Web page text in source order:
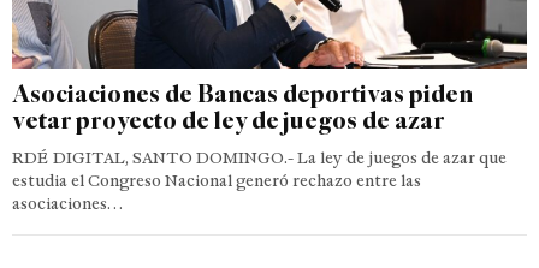
Asociaciones de Bancas deportivas piden
vetar proyecto de ley de juegos de azar
RDÉ DIGITAL, SANTO DOMINGO.- La ley de juegos de azar que
estudia el Congreso Nacional generó rechazo entre las
asociaciones…